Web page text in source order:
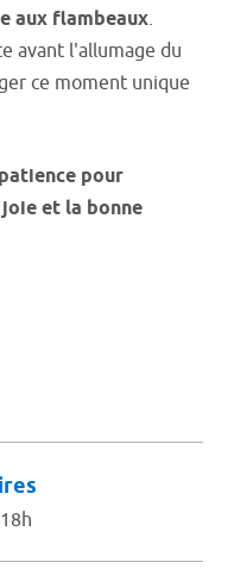
aux flambeaux.
avant l'allumage du
ce moment unique
pour
et la bonne